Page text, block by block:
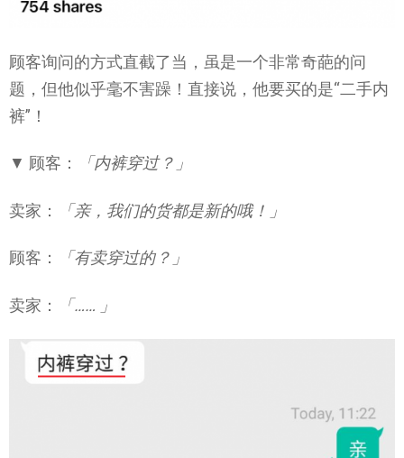
顾客询问的方式直截了当，虽是一个非常奇葩的问
题，但他似乎毫不害躁！直接说，他要买的是“二手内
裤”！
▼ 顾客： 「内裤穿过？」
卖家： 「亲，我们的货都是新的哦！」
顾客： 「有卖穿过的？」
卖家： 「…… 」